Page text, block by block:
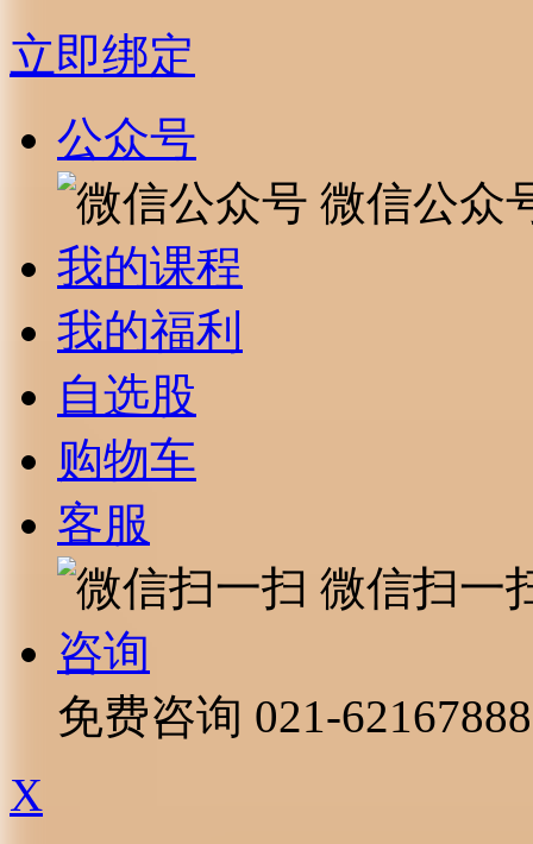
立即绑定
公众号
微信公众
我的课程
我的福利
自选股
购物车
客服
微信扫一
咨询
免费咨询 021-62167888
X